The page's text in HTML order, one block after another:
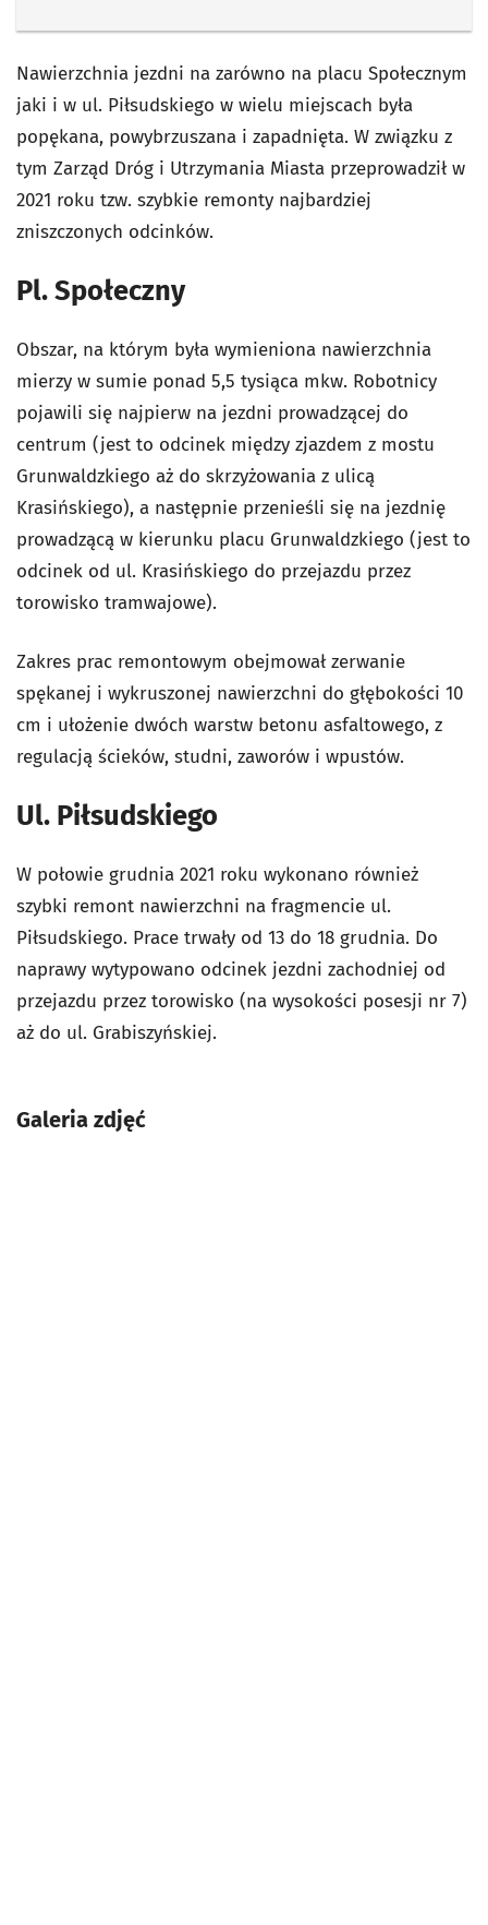
Nawierzchnia jezdni na zarówno na placu Społecznym
jaki i w ul. Piłsudskiego w wielu miejscach była
popękana, powybrzuszana i zapadnięta. W związku z
tym Zarząd Dróg i Utrzymania Miasta przeprowadził w
2021 roku tzw. szybkie remonty najbardziej
zniszczonych odcinków.
Pl. Społeczny
Obszar, na którym była wymieniona nawierzchnia
mierzy w sumie ponad 5,5 tysiąca mkw. Robotnicy
pojawili się najpierw na jezdni prowadzącej do
centrum (jest to odcinek między zjazdem z mostu
Grunwaldzkiego aż do skrzyżowania z ulicą
Krasińskiego), a następnie przenieśli się na jezdnię
prowadzącą w kierunku placu Grunwaldzkiego (jest to
odcinek od ul. Krasińskiego do przejazdu przez
torowisko tramwajowe).
Zakres prac remontowym obejmował zerwanie
spękanej i wykruszonej nawierzchni do głębokości 10
cm i ułożenie dwóch warstw betonu asfaltowego, z
regulacją ścieków, studni, zaworów i wpustów.
Ul. Piłsudskiego
W połowie grudnia 2021 roku wykonano również
szybki remont nawierzchni na fragmencie ul.
Piłsudskiego. Prace trwały od 13 do 18 grudnia. Do
naprawy wytypowano odcinek jezdni zachodniej od
przejazdu przez torowisko (na wysokości posesji nr 7)
aż do ul. Grabiszyńskiej.
Galeria zdjęć